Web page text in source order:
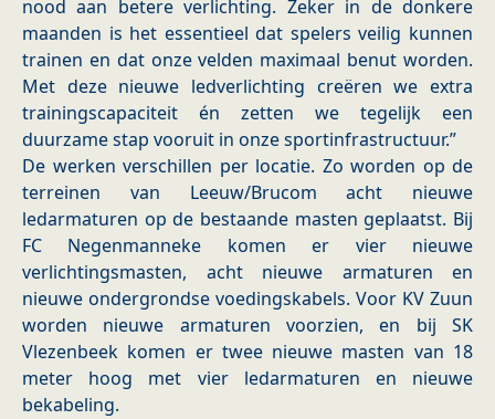
nood aan betere verlichting. Zeker in de donkere
maanden is het essentieel dat spelers veilig kunnen
trainen en dat onze velden maximaal benut worden.
Met deze nieuwe ledverlichting creëren we extra
trainingscapaciteit én zetten we tegelijk een
duurzame stap vooruit in onze sportinfrastructuur.”
De werken verschillen per locatie. Zo worden op de
terreinen van Leeuw/Brucom acht nieuwe
ledarmaturen op de bestaande masten geplaatst. Bij
FC Negenmanneke komen er vier nieuwe
verlichtingsmasten, acht nieuwe armaturen en
nieuwe ondergrondse voedingskabels. Voor KV Zuun
worden nieuwe armaturen voorzien, en bij SK
Vlezenbeek komen er twee nieuwe masten van 18
meter hoog met vier ledarmaturen en nieuwe
bekabeling.